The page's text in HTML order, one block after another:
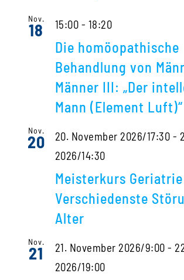
Nov.
18 15:00 - 18:20
Die homöopathische
Behandlung von
Männer III: „Der
Mann (Element Luft)“
Nov.
20 20. November 2026/17:30 -
2026/14:30
Meisterkurs
Verschiedenste
Alter
Nov.
21 21. November 2026/9:00 -
2026/19:00